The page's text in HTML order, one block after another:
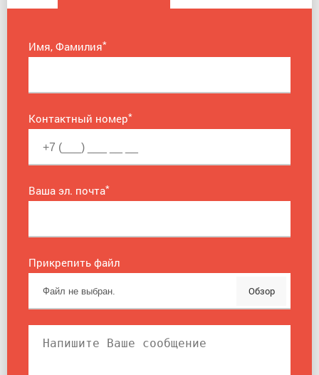
Имя, Фамилия*
Контактный номер*
Ваша эл. почта*
Прикрепить файл
Обзор